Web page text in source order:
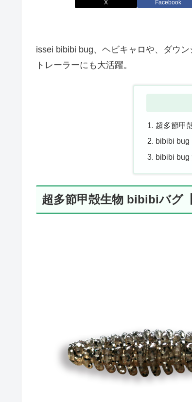
X Facebook
issei bibibi bug、ヘビキャロや、ダウ
トレーラーにも大活躍。
超多節甲
bibibi bug
bibibi bug
超多節甲殻生物 bibibiバグ